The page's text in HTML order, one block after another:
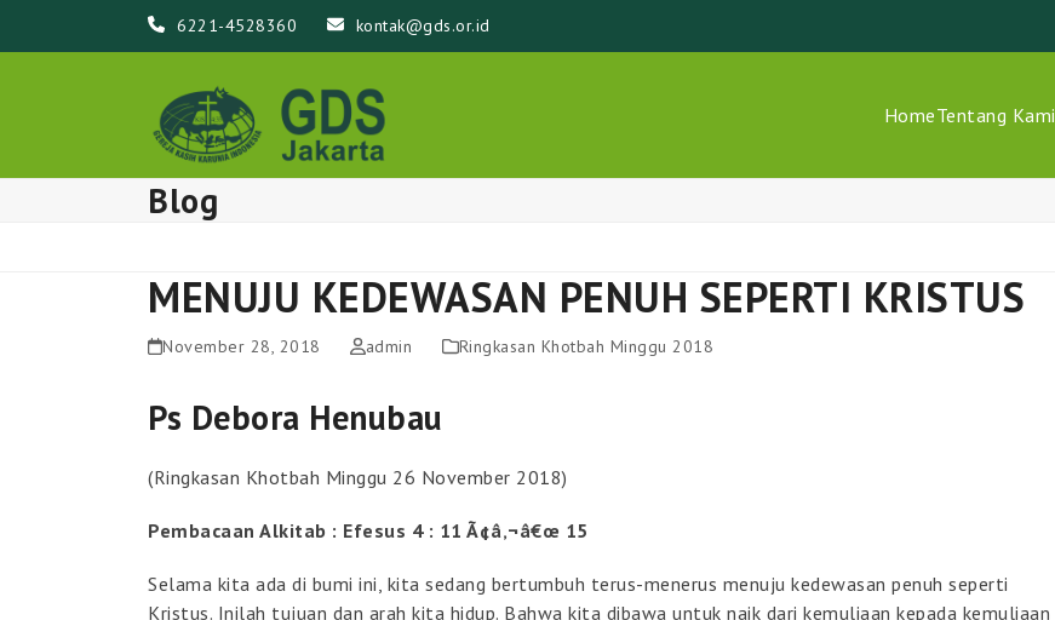
6221-4528360 kontak@gds.or.id
HomeTentang Kami
Blog
MENUJU KEDEWASAN PENUH SEPERTI KRISTUS
November 28, 2018 admin Ringkasan Khotbah Minggu 2018
Ps Debora Henubau
(Ringkasan Khotbah Minggu 26 November 2018)
Pembacaan Alkitab : Efesus 4 : 11 Ã¢â‚¬â€œ 15
Selama kita ada di bumi ini, kita sedang bertumbuh terus-menerus menuju kedewasan penuh seperti
Kristus. Inilah tujuan dan arah kita hidup. Bahwa kita dibawa untuk naik dari kemuliaan kepada kemuliaan